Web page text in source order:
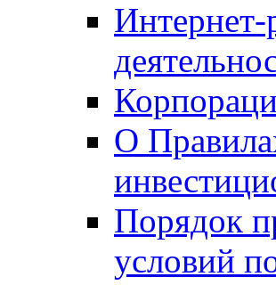
О
Порядок
условий